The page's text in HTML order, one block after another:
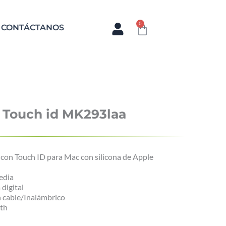
CONTÁCTANOS 0
Cart
id MK293laa
Touch ID para Mac con silicona de Apple
digital
cable/Inalámbrico